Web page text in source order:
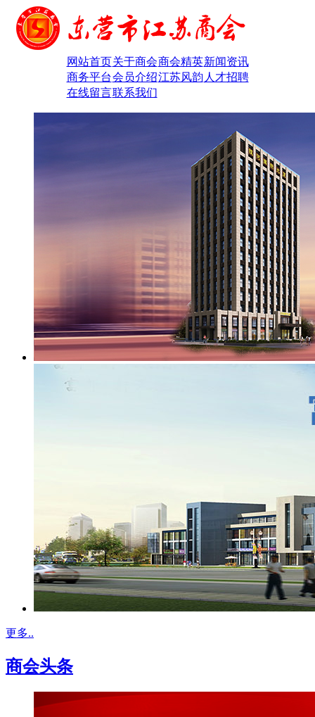
网站首页关于商会商会精英新闻资讯
商务平台会员介绍江苏风韵 人才招聘
在线留言联系我们
更多..
商会头条